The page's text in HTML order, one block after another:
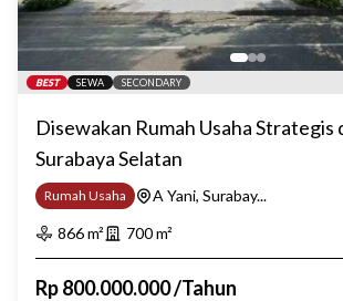
BEST SEWA SECONDARY
Disewakan Rumah Usaha Strategis
Surabaya Selatan
Rumah Usaha
A Yani, Surabay...
866m² 700m²
Rp800.000.000/Tahun